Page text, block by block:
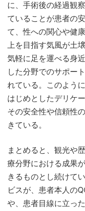
に、手術後の経過観
ていることが患者の
て、性への関心や健
上を目指す気風が土
気軽に足を運べる身
した分野でのサポー
れている。このよう
はじめとしたデリケ
その安全性や信頼性
きている。
まとめると、観光や
療分野における成果
きるものとし続けて
ビスが、患者本人の
や、患者目線に立っ